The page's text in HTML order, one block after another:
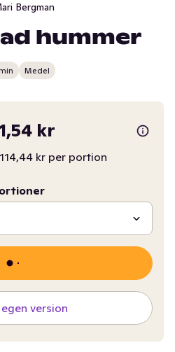
Bergman
hummer
Medel
kr
114,44 kr per portion
version